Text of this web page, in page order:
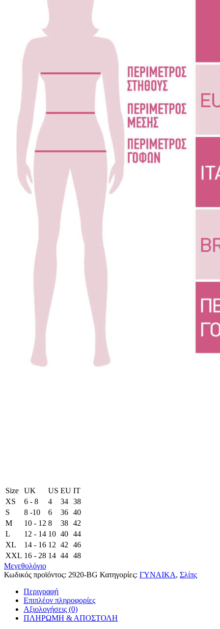
Size UK US EU ΙΤ
XS
6 - 8 4 34 38
S
8 -10 6 36 40
M
10 - 12 8 38 42
L
12 - 14 10 40 44
XL
14 - 16 12 42
46
XXL 16 - 28 14 44 48
Μεγεθολόγιο
Κωδικός προϊόντος: 2920-BG Κατηγορίες: ΓΥΝΑΙΚΑ, Σλίπς
Περιγραφή
Επιπλέον πληροφορίες
Αξιολογήσεις (0)
ΠΛΗΡΩΜΗ & ΑΠΟΣΤΟΛΗ